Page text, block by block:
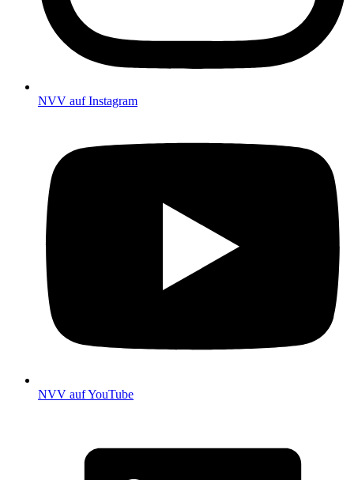
NVV auf Instagram
NVV auf YouTube